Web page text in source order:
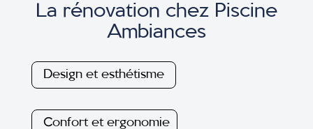
La rénovation chez Piscine
Ambiances
Design et esthétisme
Confort et ergonomie